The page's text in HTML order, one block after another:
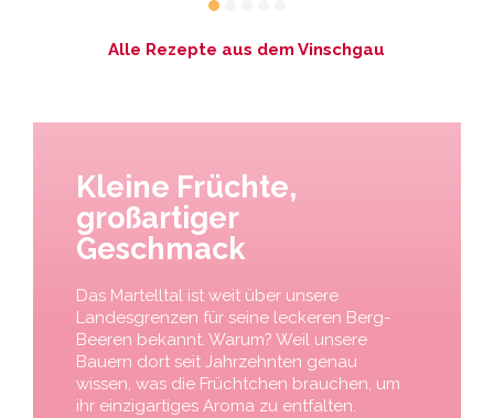
Alle Rezepte aus dem Vinschgau
Kleine Früchte,
großartiger
Geschmack
Das Martelltal ist weit über unsere
Landesgrenzen für seine leckeren Berg-
Beeren bekannt. Warum? Weil unsere
Bauern dort seit Jahrzehnten genau
wissen, was die Früchtchen brauchen, um
ihr einzigartiges Aroma zu entfalten.